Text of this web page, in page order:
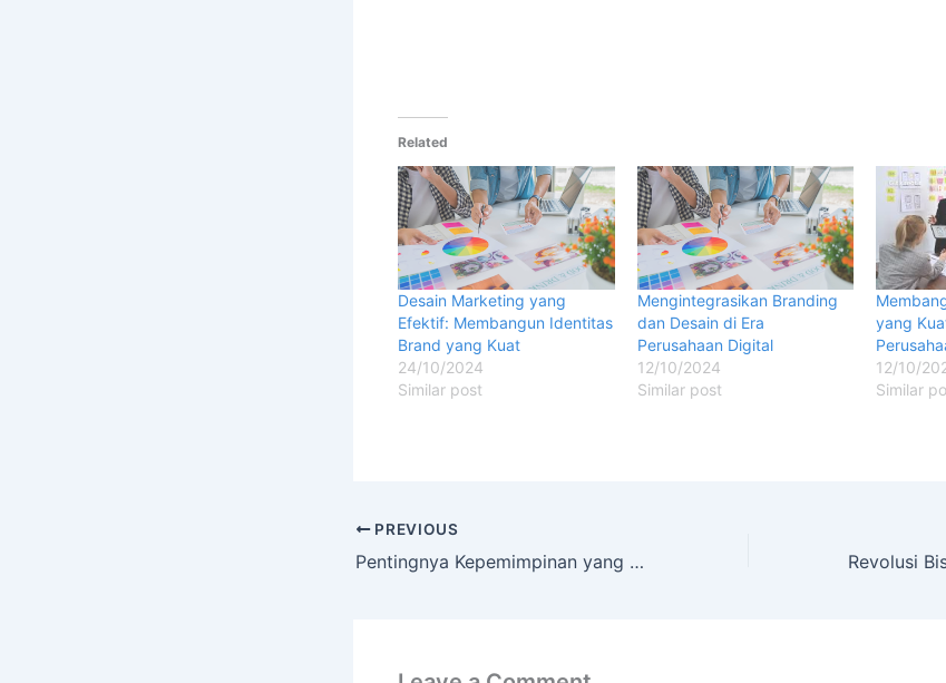
Related
Desain Marketing yang
Efektif: Membangun Identitas
Brand yang Kuat
24/10/2024
Similar post
Mengintegrasikan Branding
dan Desain di Era
Perusahaan Digital
12/10/2024
Similar post
yang
12/10/
Similar
PREVIOUS
Pentingnya Kepemimpinan yang Adaptif dalam Mengelola Bisnis Modern